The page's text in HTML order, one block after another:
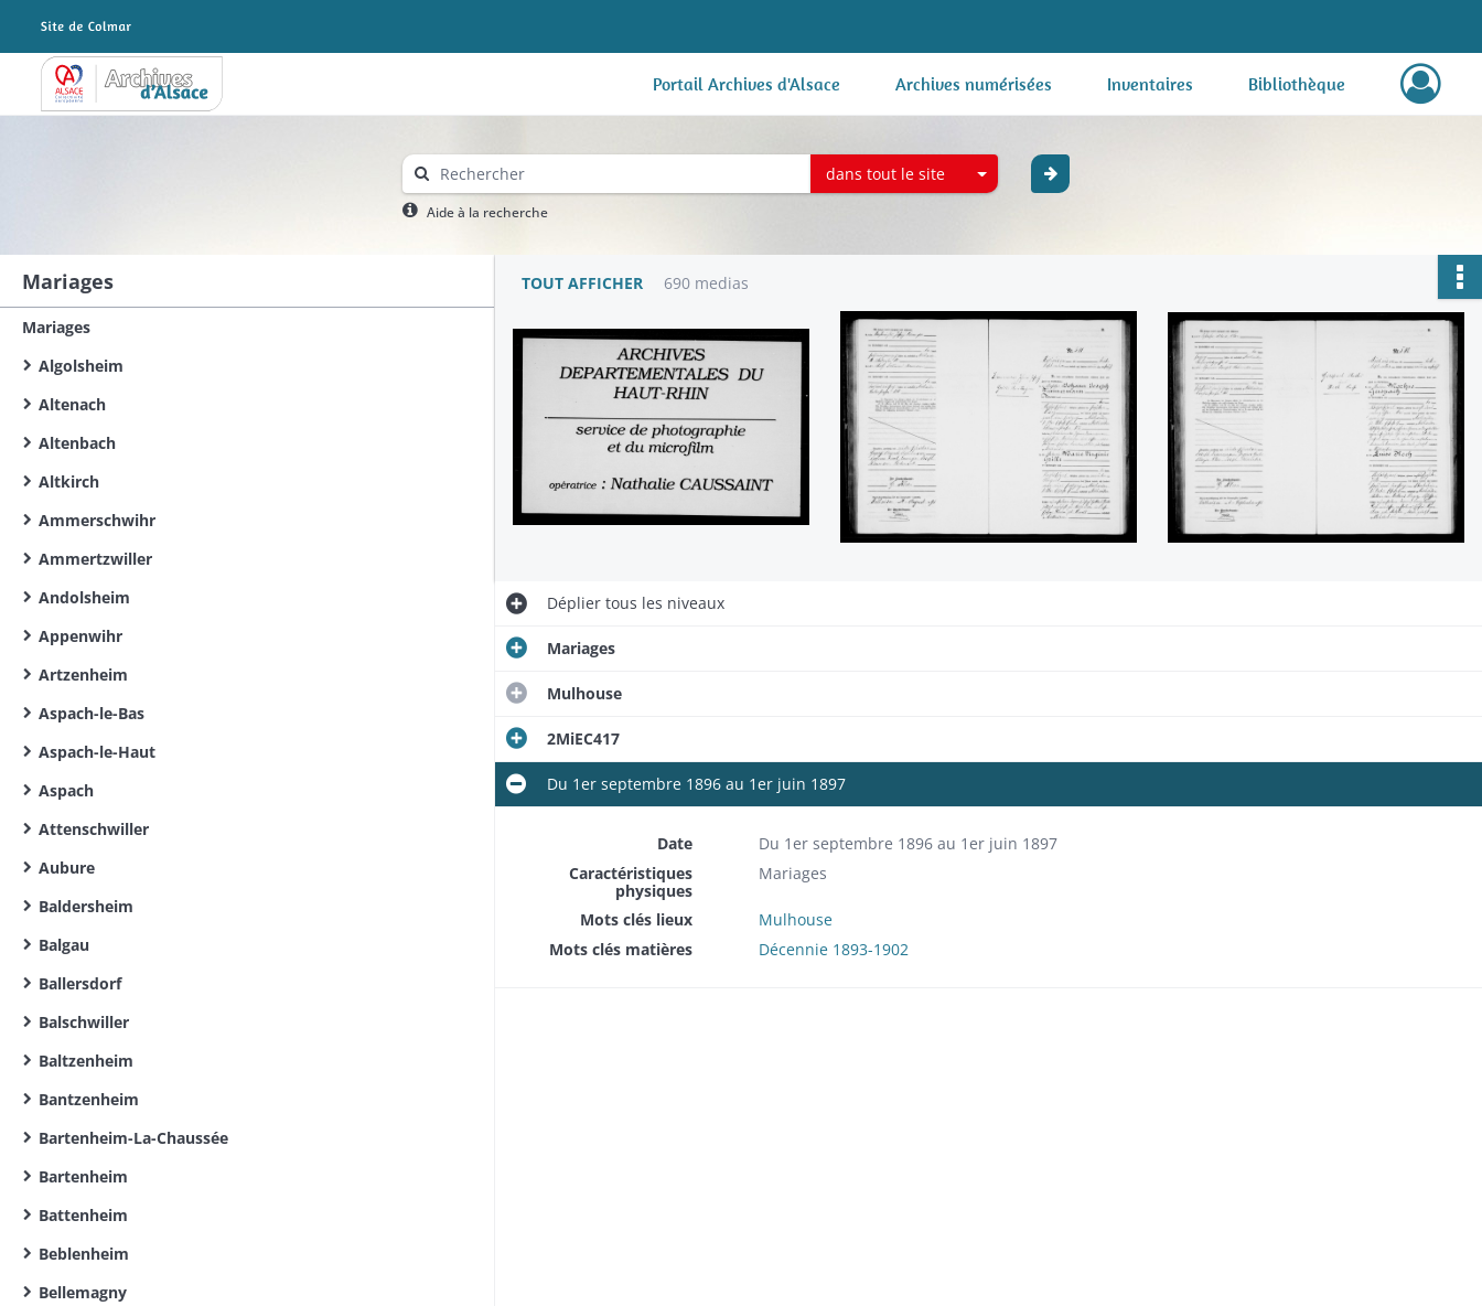
Archives Alsace - Colmar Portail Archives d'Alsace Archives numérisées Inventaires Bibliothèque
dans tout le site
Aide à la recherche
Mariages
Mariages
Algolsheim
Altenach
Altenbach
Altkirch
Ammerschwihr
Ammertzwiller
Andolsheim
Appenwihr
Artzenheim
Aspach-le-Bas
Aspach-le-Haut
Aspach
Attenschwiller
Aubure
Baldersheim
Balgau
Ballersdorf
Balschwiller
Baltzenheim
Bantzenheim
Bartenheim-La-Chaussée
Bartenheim
Battenheim
Beblenheim
Bellemagny
TOUT AFFICHER 690 medias
Dépliertous les niveaux
Mariages
Mulhouse
2MiEC417
Du 1er septembre 1896 au 1er juin 1897
Date
Du 1er septembre 1896 au 1er juin 1897
Caractéristiques
physiques
Mariages
Mots clés lieux
Mulhouse
Mots clés matières
Décennie 1893-1902